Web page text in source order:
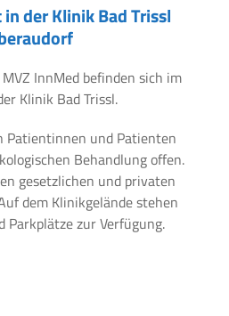
der Klinik Bad Trissl
InnMed befinden sich im
Klinik Bad Trissl.
Patientinnen und Patienten
Behandlung offen.
gesetzlichen und privaten
dem Klinikgelände stehen
Parkplätze zur Verfügung.